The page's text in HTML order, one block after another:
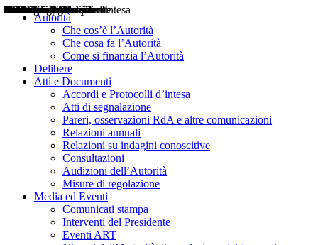
Autorità
Che cos’è l’Autorità
Che cosa fa l’Autorità
Come si finanzia l’Autorità
Delibere
Atti e Documenti
Accordi e Protocolli d’intesa
Atti di segnalazione
Pareri, osservazioni RdA e altre comunicazioni
Relazioni annuali
Relazioni su indagini conoscitive
Consultazioni
Audizioni dell’Autorità
Misure di regolazione
Media ed Eventi
Comunicati stampa
Interventi del Presidente
Eventi ART
Delibere
Pareri
Consultazioni
Audizioni
Atti di Segnalazione
Accordi e Protocolli d'Intesa
Relazioni annuali
Misure di regolazione
Notizie
Comunicati Stampa
Bollettini ART
Convegni ART
Interviste del Presidente
Articoli in primo piano
Interventi del Presidente
2004
2005
2010
2013
2014
2015
2016
2017
2018
2019
202
2020
2021
2022
2023
2024
2025
2026
Aereo
Marittimo
Terrestre